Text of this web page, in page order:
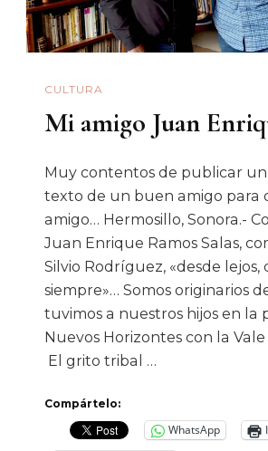
CULTURA
Mi amigo Juan
Muy contentos de publicar un
texto de un buen amigo para
amigo… Hermosillo, Sonora.-
Juan Enrique Ramos Salas,
Silvio Rodríguez, «desde lejos,
siempre»… Somos originarios
tuvimos a nuestros hijos en la
Nuevos Horizontes con la
El grito tribal …
Compártelo:
WhatsApp